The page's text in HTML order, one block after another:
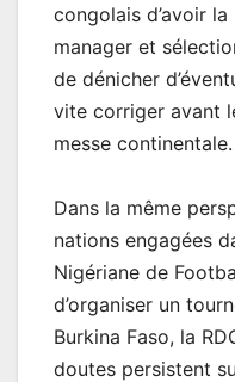
congolais d’avoir
manager et
de dénicher
vite corriger avant
messe continentale.
Dans la même
nations engagées
Nigériane de
d’organiser un
Burkina Faso, la
doutes persistent